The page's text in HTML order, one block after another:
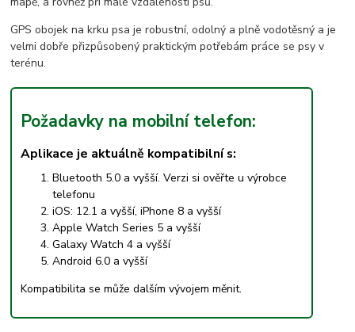
GPS obojek na krku psa je robustní, odolný a plně vodotěsný a je
velmi dobře přizpůsobený praktickým potřebám práce se psy v
terénu.
Požadavky na mobilní telefon:
Aplikace je aktuálně kompatibilní s:
Bluetooth 5.0 a vyšší. Verzi si ověřte u výrobce
telefonu
iOS: 12.1 a vyšší, iPhone 8 a vyšší
Apple Watch Series 5 a vyšší
Galaxy Watch 4 a vyšší
Android 6.0 a vyšší
Kompatibilita se může dalším vývojem měnit.